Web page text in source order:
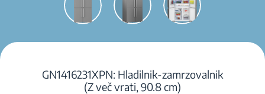
GN1416231XPN: Hladilnik-zamrzovalnik
(Z več vrati, 90.8 cm)